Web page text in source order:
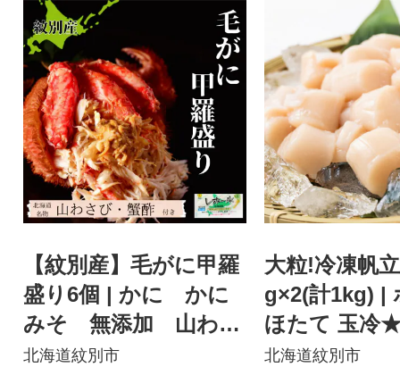
【紋別産】毛がに甲羅
盛り6個 | かに かに
みそ 無添加 山わさ
び 蟹酢付
北海道紋別市
大粒!冷凍帆
g×2(計1kg) |
ほたて 玉冷
北海道紋別市